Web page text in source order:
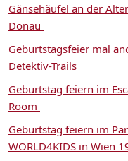
Gänsehäufel an der
Donau
Geburtstagsfeier mal
Detektiv-Trails
Geburtstag feiern im
Room
Geburtstag feiern im
WORLD4KIDS in Wien